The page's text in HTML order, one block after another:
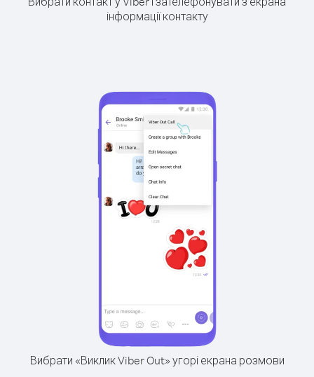
інформації контакту
Вибрати «Виклик Viber Out» угорі екрана розмови